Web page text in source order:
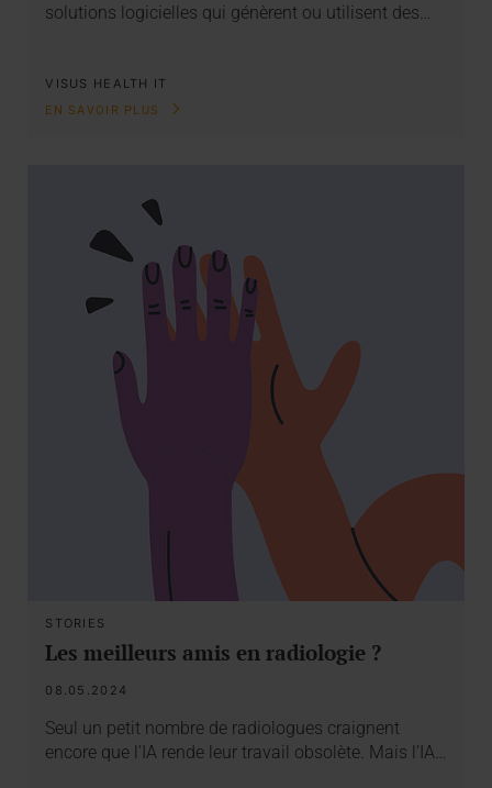
solutions logicielles qui génèrent ou utilisent des…
VISUS HEALTH IT
EN SAVOIR PLUS
STORIES
Les meilleurs amis en radiologie ?
08.05.2024
Seul un petit nombre de radiologues craignent
encore que l’IA rende leur travail obsolète. Mais l’IA…